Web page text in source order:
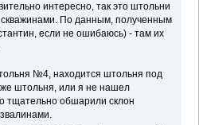
интересно, так это штольни
скважинами. По данным, полученным
если не ошибаюсь) - там их
№4, находится штольня под
штольня, или я не нашел
тщательно обшарили склон